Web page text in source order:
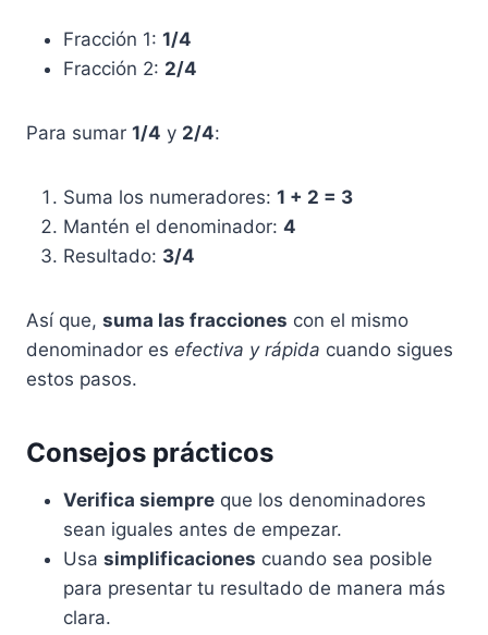
Fracción 1: 1/4
Fracción 2: 2/4
Para sumar 1/4 y 2/4:
Suma los numeradores: 1 + 2 = 3
Mantén el denominador: 4
Resultado: 3/4
Así que, suma las fracciones con el mismo
denominador es efectiva y rápida cuando sigues
estos pasos.
Consejos prácticos
Verifica siempre que los denominadores
sean iguales antes de empezar.
Usa simplificaciones cuando sea posible
para presentar tu resultado de manera más
clara.